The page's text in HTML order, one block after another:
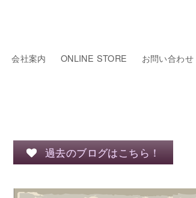
会社案内 ONLINE STORE お問い合わせ
過去のブログはこちら！